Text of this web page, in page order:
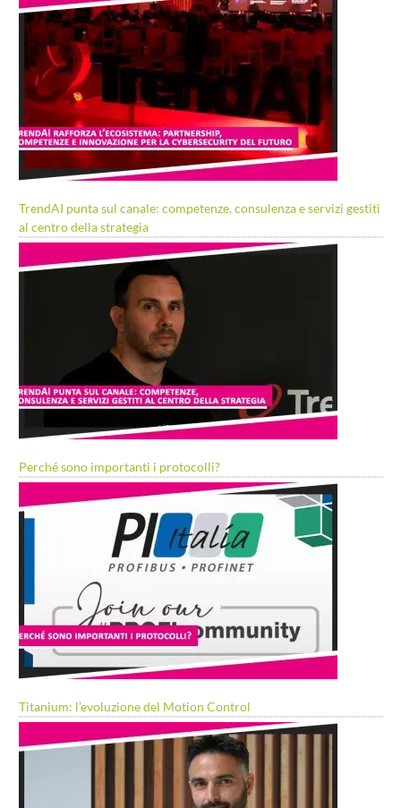
TrendAI punta sul canale: competenze, consulenza e servizi gestiti
al centro della strategia
Perché sono importanti i protocolli?
Titanium: l’evoluzione del Motion Control